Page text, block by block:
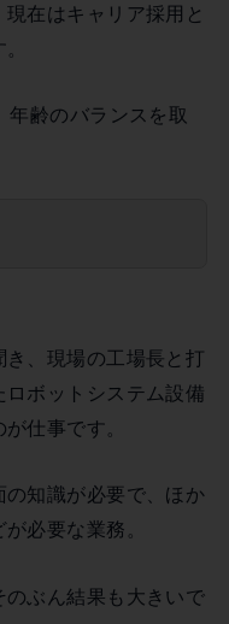
在はキャリア採用と
年齢のバランスを取
、現場の工場長と打
ボットシステム設備
仕事です。
の知識が必要で、ほか
必要な業務。
ぶん結果も大きいで